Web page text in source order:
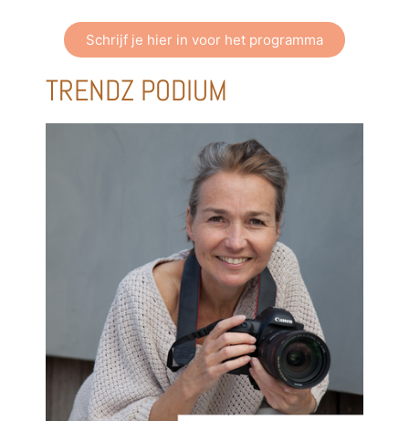
Schrijf je hier in voor het programma
TRENDZ PODIUM